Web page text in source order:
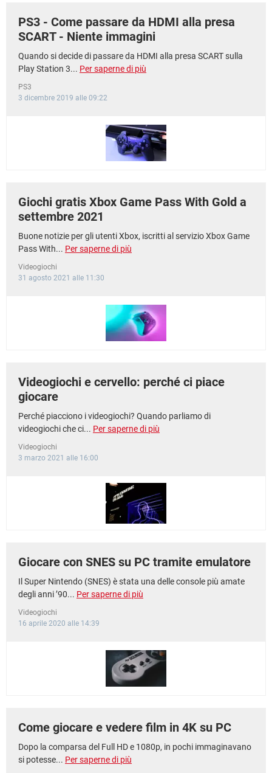
PS3 - Come passare da HDMI alla presa
SCART - Niente immagini
Quando si decide di passare da HDMI alla presa SCART sulla
Play Station 3... Per saperne di più
PS3
3 dicembre 2019 alle 09:22
Giochi gratis Xbox Game Pass With Gold a
settembre 2021
Buone notizie per gli utenti Xbox, iscritti al servizio Xbox Game
Pass With... Per saperne di più
Videogiochi
31 agosto 2021 alle 11:30
Videogiochi e cervello: perché ci piace
giocare
Perché piacciono i videogiochi? Quando parliamo di
videogiochi che ci... Per saperne di più
Videogiochi
3 marzo 2021 alle 16:00
Giocare con SNES su PC tramite emulatore
Il Super Nintendo (SNES) è stata una delle console più amate
degli anni ’90... Per saperne di più
Videogiochi
16 aprile 2020 alle 14:39
Come giocare e vedere film in 4K su PC
Dopo la comparsa del Full HD e 1080p, in pochi immaginavano
si potesse... Per saperne di più